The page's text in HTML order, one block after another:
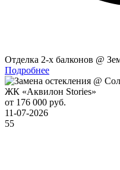
Отделка 2-x балконов @
Подробнее
ЖК «Аквилон Stories»
от 176 000 руб.
11-07-2026
55